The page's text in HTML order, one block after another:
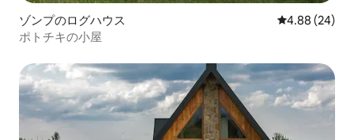
ゾンプのログハウス レビュー24
4.88 (24)
ポトチキの小屋